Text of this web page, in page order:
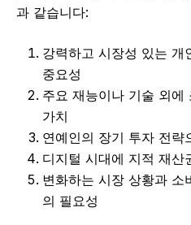
과 같습니다:
강력하고 시장성 있는 개
중요성
주요 재능이나 기술 외에
가치
연예인의 장기 투자 전략
디지털 시대에 지적 재산
변화하는 시장 상황과 소
의 필요성